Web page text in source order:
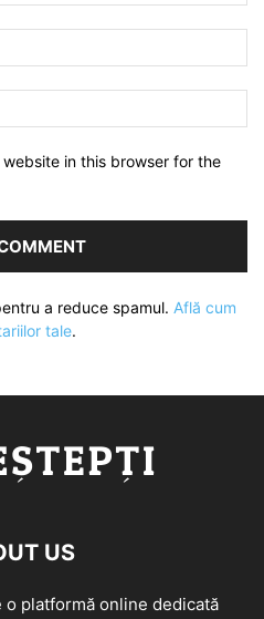
in this browser for the
a reduce spamul. Află cum
tale.
US
platformă online dedicată